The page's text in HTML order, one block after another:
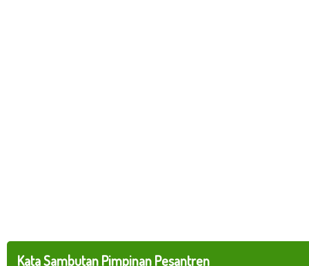
Kata Sambutan Pimpinan Pesantren